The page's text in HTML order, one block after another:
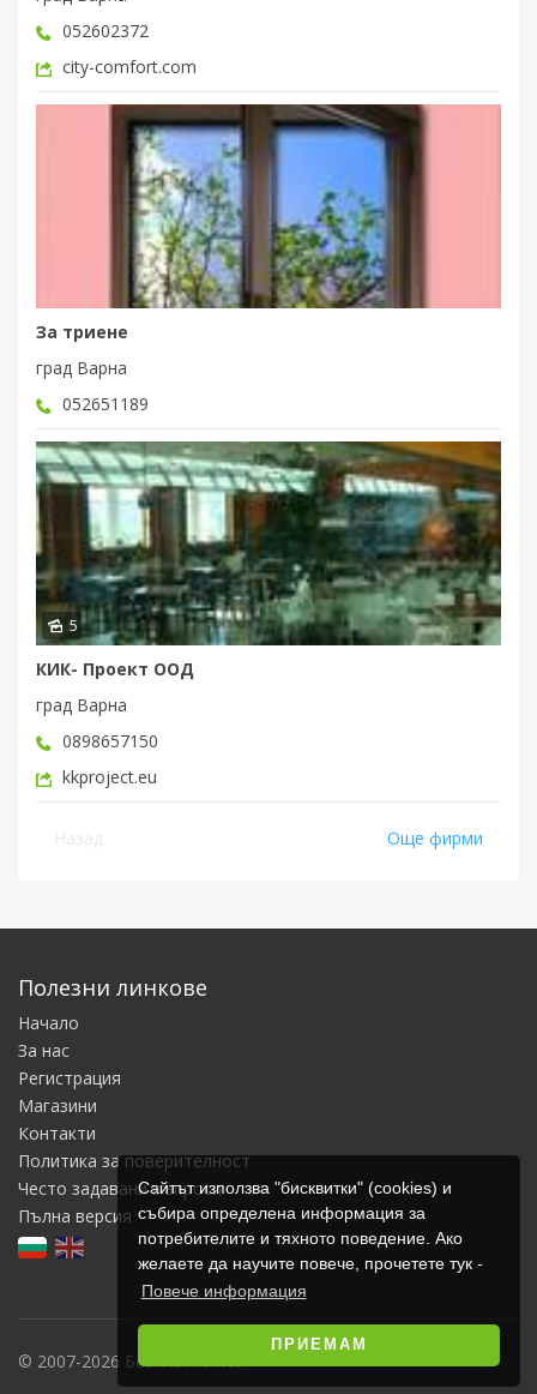
Сайтът използва "бисквитки" (cookies) и
събира определена информация за
потребителите и тяхното поведение. Ако
желаете да научите повече, прочетете тук -
Повече информация
ПРИЕМАМ
052602372
city-comfort.com
За триене
град Варна
052651189
5
КИК- Проект ООД
град Варна
0898657150
kkproject.eu
Още фирми
Полезни линкове
Начало
За нас
Регистрация
Магазини
Контакти
Политика за поверителност
Често задавани въпроси
Пълна версия
© 2007-2026 Безплатно.net